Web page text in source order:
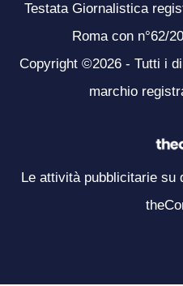
Testata Giornalistica
Roma con n°62/
Copyright ©2026 - Tutti i
marchio
Le attività pubblicitarie su